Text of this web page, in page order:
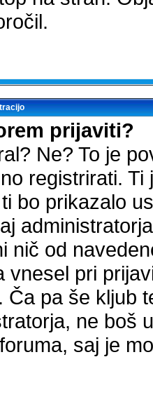
prijaviti?
Ne? To je
registrirati.
bo prikazalo
nič od
vnesel pri
Ča pa še kljub
ne boš
saj je